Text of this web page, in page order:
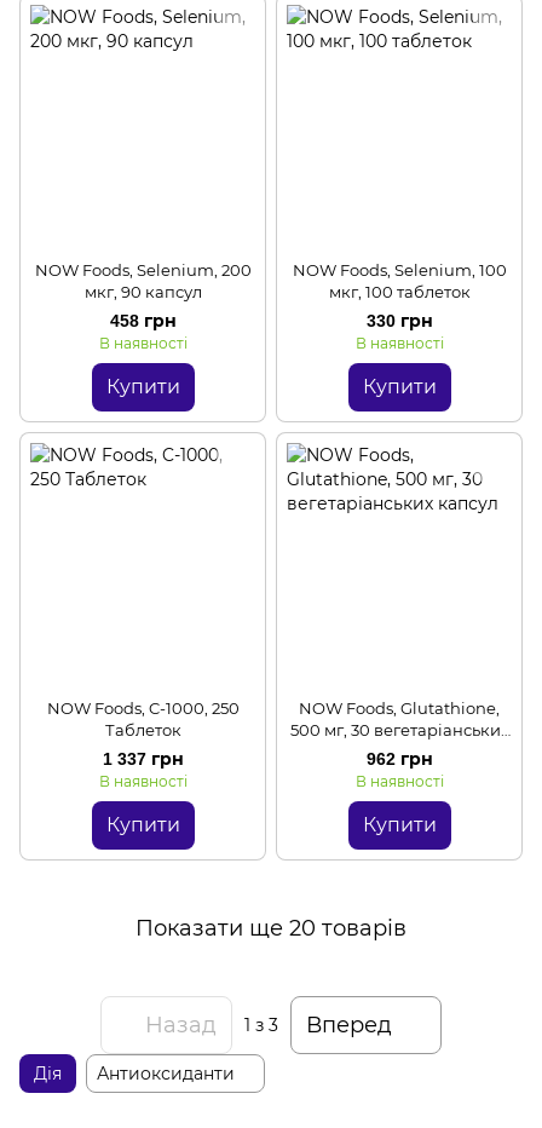
NOW Foods, Selenium, 200
мкг, 90 капсул
458 грн
В наявності
Купити
NOW Foods, Selenium, 100
мкг, 100 таблеток
330 грн
В наявності
Купити
NOW Foods, C-1000, 250
Таблеток
1 337 грн
В наявності
Купити
NOW Foods, Glutathione,
500 мг, 30 вегетаріанських
капсул
962 грн
В наявності
Купити
Показати ще 20 товарів
Назад 1 з 3 Вперед
Дія Антиоксиданти